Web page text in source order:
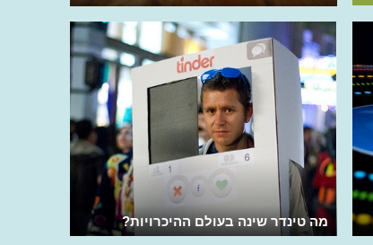
מה טינדר שינה בעולם ההיכרויות?